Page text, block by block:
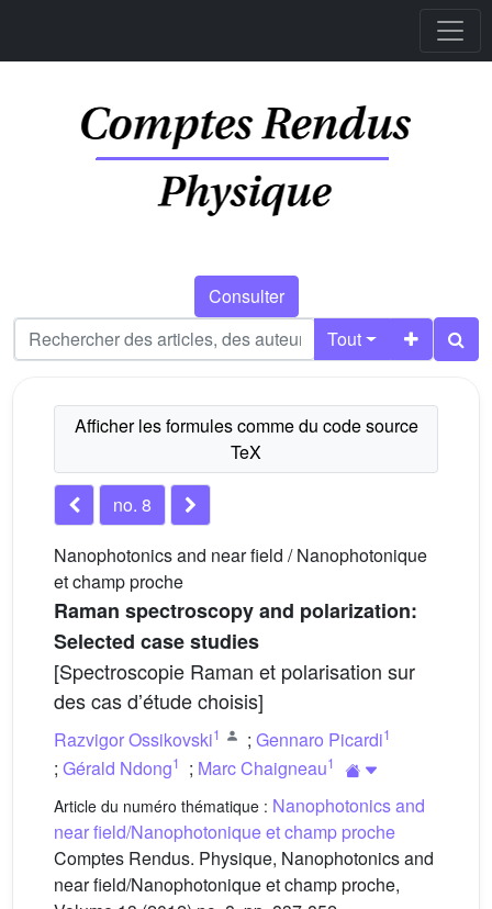
Consulter
Tout
no. 8
Nanophotonics and near field / Nanophotonique
et champ proche
Raman spectroscopy and polarization:
Selected case studies
[Spectroscopie Raman et polarisation sur
des cas dʼétude choisis]
Razvigor Ossikovski1 ; Gennaro Picardi1
; Gérald Ndong1 ; Marc Chaigneau1
Article du numéro thématique : Nanophotonics and
near field/Nanophotonique et champ proche
Comptes Rendus. Physique, Nanophotonics and
near field/Nanophotonique et champ proche,